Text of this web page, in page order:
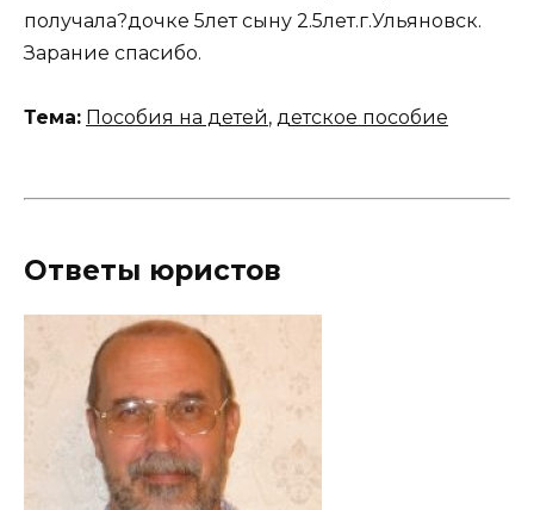
получала?дочке 5лет сыну 2.5лет.г.Ульяновск.
Зарание спасибо.
Тема: Пособия на детей, детское пособие
Ответы юристов